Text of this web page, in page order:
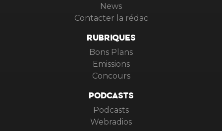
News
Contacter la rédac
RUBRIQUES
Bons Plans
Emissions
Concours
PODCASTS
Podcasts
Webradios